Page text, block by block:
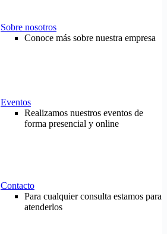
Sobre nosotros
Conoce más sobre nuestra empresa
Eventos
Realizamos nuestros eventos de
forma presencial y online
Contacto
Para cualquier consulta estamos para
atenderlos